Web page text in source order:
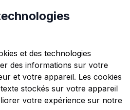
et des technologies
des informations sur votre
et votre appareil. Les cookies
stockés sur votre appareil
votre expérience sur notre